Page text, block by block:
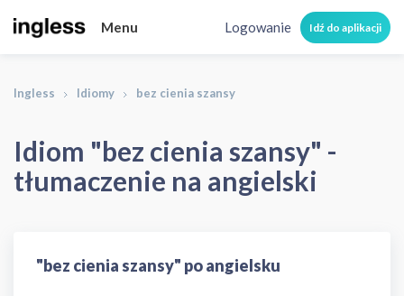
Menu Logowanie Idź do aplikacji
Ingless Idiomy bez cienia szansy
Idiom "bez cienia szansy" -
tłumaczenie na angielski
"bez cienia szansy" po angielsku